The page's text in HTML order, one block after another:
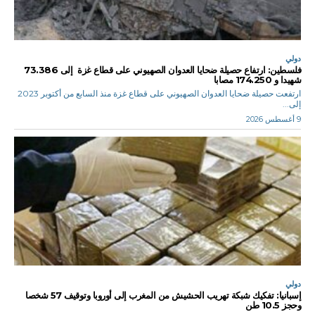
دولي
فلسطين: ارتفاع حصيلة ضحايا العدوان الصهيوني على قطاع غزة إلى 73.386
شهيدا و 174.250 مصابا
ارتفعت حصيلة ضحايا العدوان الصهيوني على قطاع غزة منذ السابع من أكتوبر 2023
إلى...
9 أغسطس 2026
دولي
إسبانيا: تفكيك شبكة تهريب الحشيش من المغرب إلى أوروبا وتوقيف 57 شخصا
وحجز 10.5 طن